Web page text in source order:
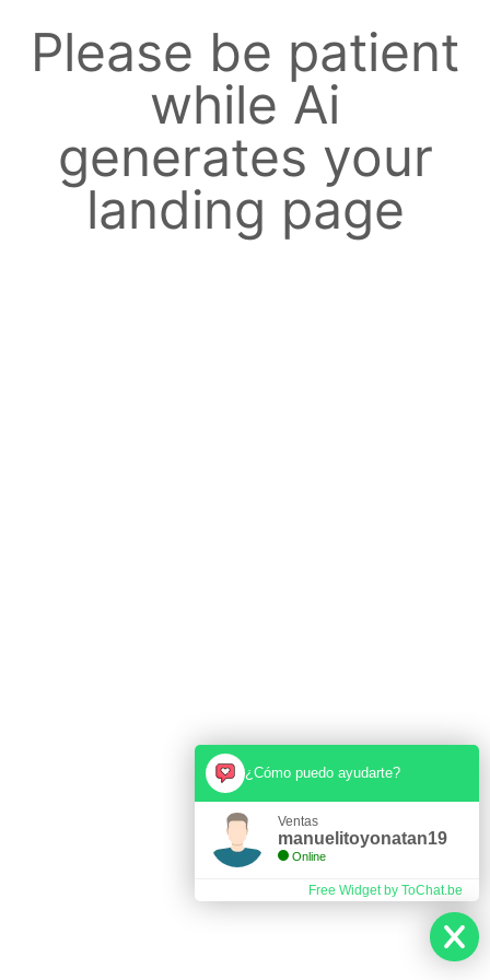
Please be patient
while Ai
generates your
landing page
¿Cómo puedo ayudarte?
Ventas
manuelitoyonatan19
Online
Free Widget by ToChat.be